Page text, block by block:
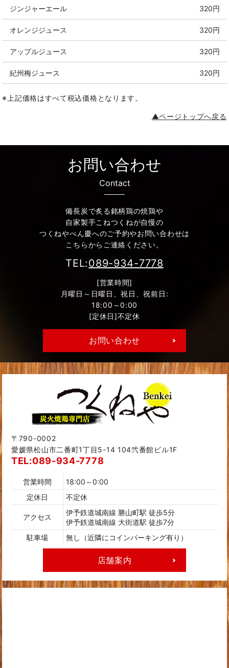
ジンジャーエール 320円
オレンジジュース 320円
アップルジュース 320円
紀州梅ジュース 320円
※上記価格はすべて税込価格となります。
▲ページトップへ戻る
お問い合わせ
Contact
備長炭で炙る銘柄鶏の焼鶏や
自家製手こねつくねが自慢の
つくねやべん慶へのご予約やお問い合わせは
こちらからご連絡ください。
TEL:089-934-7778
[営業時間]
月曜日～日曜日、祝日、祝前日:
18:00～0:00
[定休日]不定休
お問い合わせ
〒790-0002
愛媛県松山市二番町1丁目5-14 104弐番館ビル1F
TEL:089-934-7778
営業時間
18:00～0:00
定休日
不定休
アクセス
伊予鉄道城南線 勝山町駅 徒歩5分
伊予鉄道城南線 大街道駅 徒歩7分
駐車場
無し（近隣にコインパーキング有り）
店舗案内